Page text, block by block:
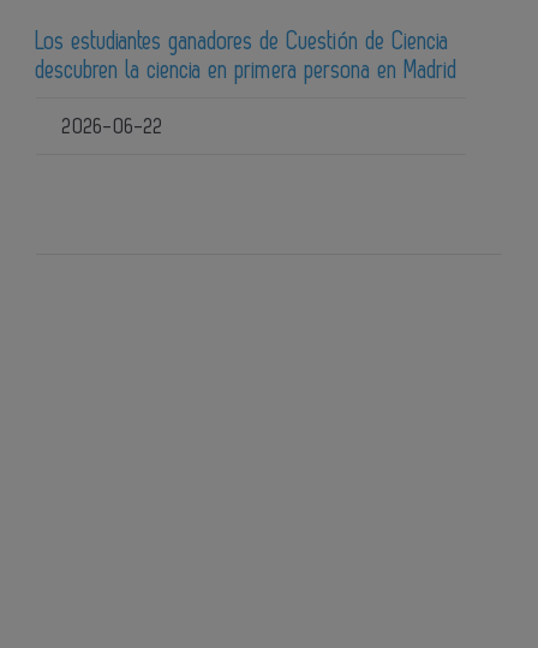
Los estudiantes ganadores de Cuestión de Ciencia
descubren la ciencia en primera persona en Madrid
2026-06-22